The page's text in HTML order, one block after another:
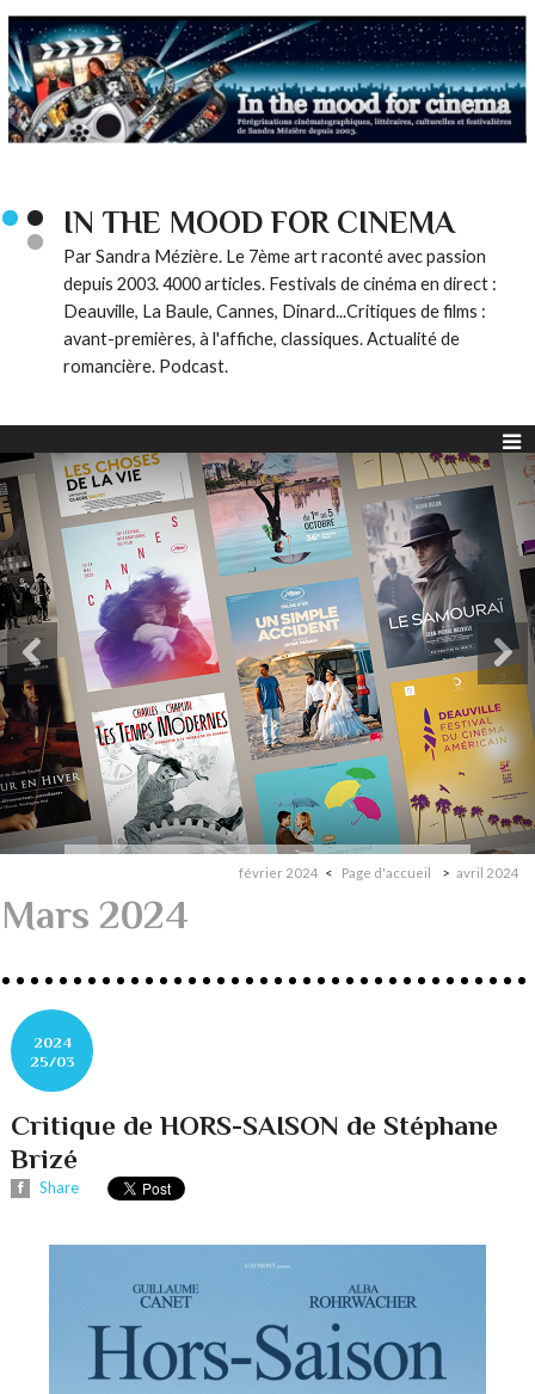
IN THE MOOD FOR CINEMA
Par Sandra Mézière. Le 7ème art raconté avec passion
depuis 2003. 4000 articles. Festivals de cinéma en direct :
Deauville, La Baule, Cannes, Dinard...Critiques de films :
avant-premières, à l'affiche, classiques. Actualité de
romancière. Podcast.
février 2024 Page d'accueil avril 2024
Mars 2024
2024
25/03
Critique de HORS-SAISON de Stéphane
Brizé
Share